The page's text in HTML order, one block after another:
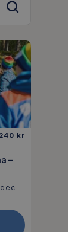
240 kr
–